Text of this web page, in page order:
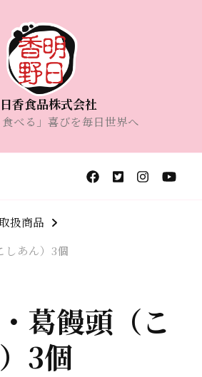
香食品株式会社
食べる」喜びを毎日世界へ
扱商品
しあん）3個
葛饅頭（こ
3個